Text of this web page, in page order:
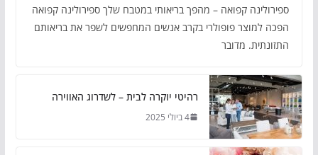
ספירולינה קפואה – מהפך בריאותי במטבח שלך ספירולינה קפואה
הפכה למוצר פופולרי בקרב אנשים המחפשים לשפר את בריאותם
התזונתית. מדובר
רהיטי יוקרה לבית – לשדרוג האווירה
4 ביולי 2025